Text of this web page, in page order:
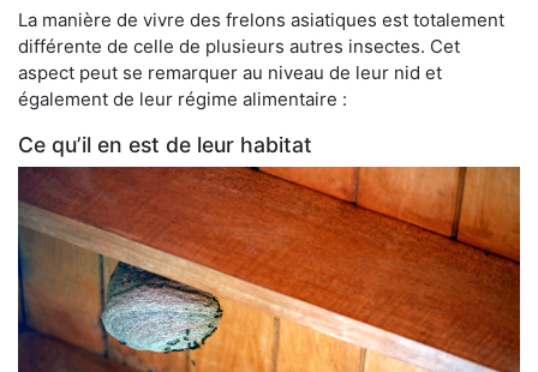
La manière de vivre des frelons asiatiques est totalement
différente de celle de plusieurs autres insectes. Cet
aspect peut se remarquer au niveau de leur nid et
également de leur régime alimentaire :
Ce qu’il en est de leur habitat